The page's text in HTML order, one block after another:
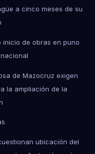
a cinco meses de su
de obras en puno
de Mazocruz exigen
la ampliación de la
ubicación del